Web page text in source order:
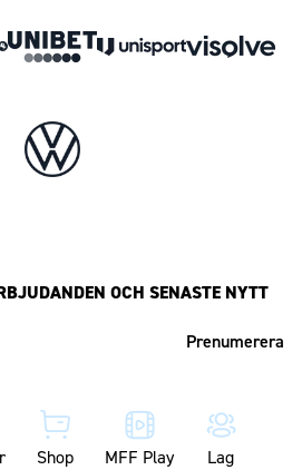
OCH SENASTE NYTT
Shop MFF Play Lag